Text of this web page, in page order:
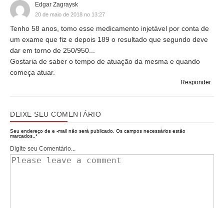
Edgar Zagraysk
20 de maio de 2018 no 13:27
Tenho 58 anos, tomo esse medicamento injetável por conta de
um exame que fiz e depois 189 o resultado que segundo deve
dar em torno de 250/950...
Gostaria de saber o tempo de atuação da mesma e quando
começa atuar.
Responder
DEIXE SEU COMENTÁRIO
Seu endereço de e -mail não será publicado. Os campos necessários estão
marcados.. *
Digite seu Comentário...